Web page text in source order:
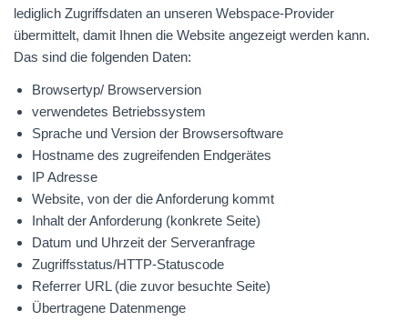
lediglich Zugriffsdaten an unseren Webspace-Provider
übermittelt, damit Ihnen die Website angezeigt werden kann.
Das sind die folgenden Daten:
Browsertyp/ Browserversion
verwendetes Betriebssystem
Sprache und Version der Browsersoftware
Hostname des zugreifenden Endgerätes
IP Adresse
Website, von der die Anforderung kommt
Inhalt der Anforderung (konkrete Seite)
Datum und Uhrzeit der Serveranfrage
Zugriffsstatus/HTTP-Statuscode
Referrer URL(die zuvor besuchte Seite)
Übertragene Datenmenge